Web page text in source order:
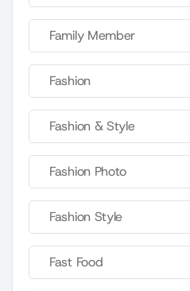
Family Member
Fashion
Fashion & Style
Fashion Photo
Fashion Style
Fast Food